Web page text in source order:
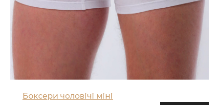
Боксери чоловічі міні